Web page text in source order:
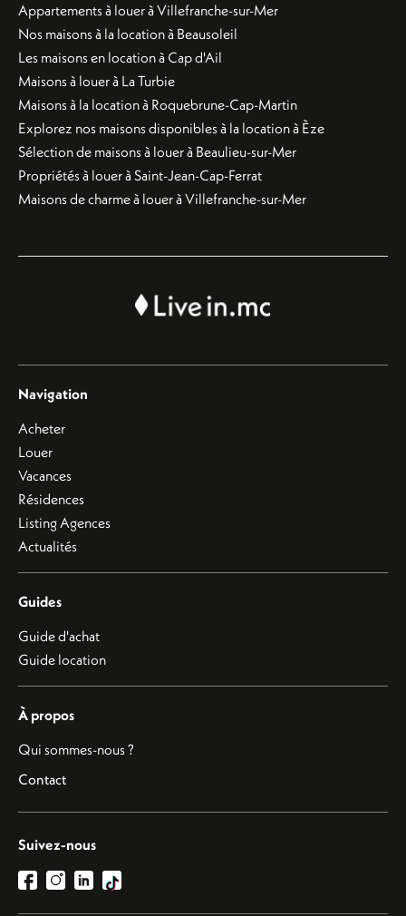
Appartements à louer à Villefranche-sur-Mer
Nos maisons à la location à Beausoleil
Les maisons en location à Cap d'Ail
Maisons à louer à La Turbie
Maisons à la location à Roquebrune-Cap-Martin
Explorez nos maisons disponibles à la location à Èze
Sélection de maisons à louer à Beaulieu-sur-Mer
Propriétés à louer à Saint-Jean-Cap-Ferrat
Maisons de charme à louer à Villefranche-sur-Mer
Navigation
Acheter
Louer
Vacances
Résidences
Listing Agences
Actualités
Guides
Guide d'achat
Guide location
À propos
Qui sommes-nous ?
Contact
Suivez-nous